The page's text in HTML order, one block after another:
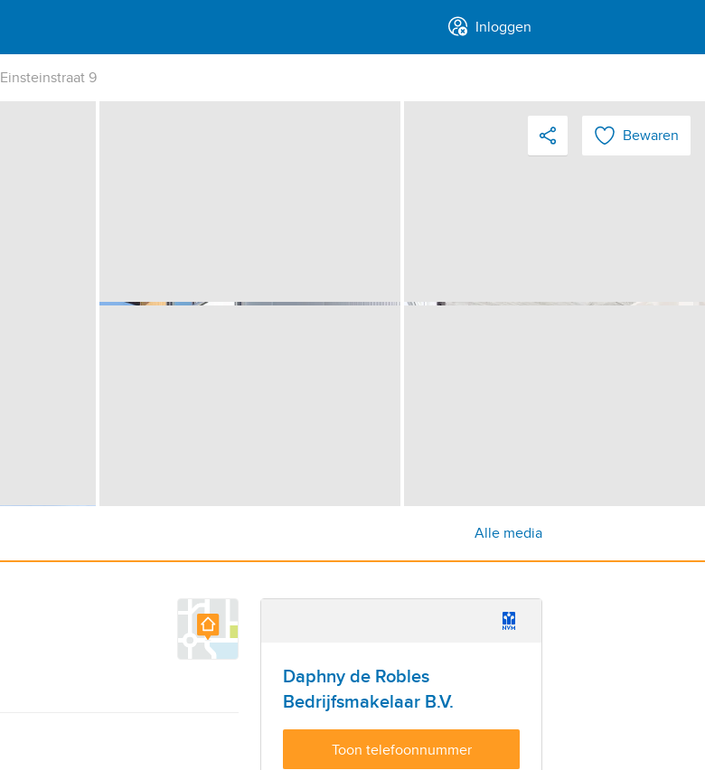
Inloggen
Einsteinstraat 9
Bewaren
Alle media
Daphny de Robles
Bedrijfsmakelaar B.V.
Toon telefoonnummer